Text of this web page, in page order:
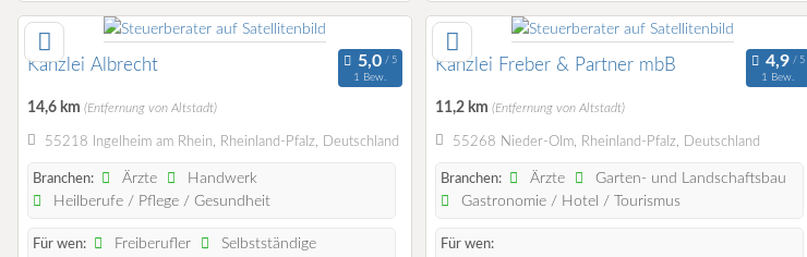
Kanzlei Albrecht
1 Bew.
14,6 km (Entfernung von Altstadt)
55218 Ingelheim am Rhein, Rheinland-Pfalz, Deutschland
Branchen: Ärzte
Handwerk
Heilberufe / Pflege / Gesundheit
Für wen: Freiberufler
Selbstständige
Kanzlei Freber & Partner mbB
1 Bew.
11,2 km (Entfernung von Altstadt)
55268 Nieder-Olm, Rheinland-Pfalz, Deutschland
Branchen: Ärzte
Garten- und Landschaftsbau
Gastronomie / Hotel / Tourismus
Für wen: